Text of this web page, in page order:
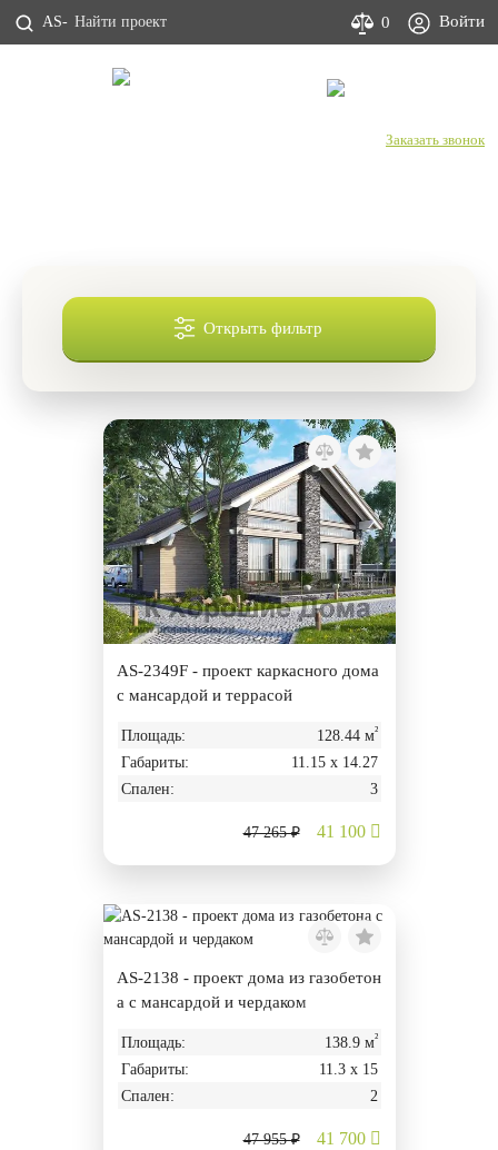
AS- 0 Войти
Заказать звонок
Открыть фильтр
AS-2349F - проект каркасного дома
с мансардой и террасой
Площадь: 128.44 м²
Габариты:
11.15 х 14.27
Спален:
3
47 265 ₽ 41 100
AS-2138 - проект дома из газобетон
а с мансардой и чердаком
Площадь: 138.9 м²
Габариты:
11.3 х 15
Спален:
2
47 955 ₽ 41 700